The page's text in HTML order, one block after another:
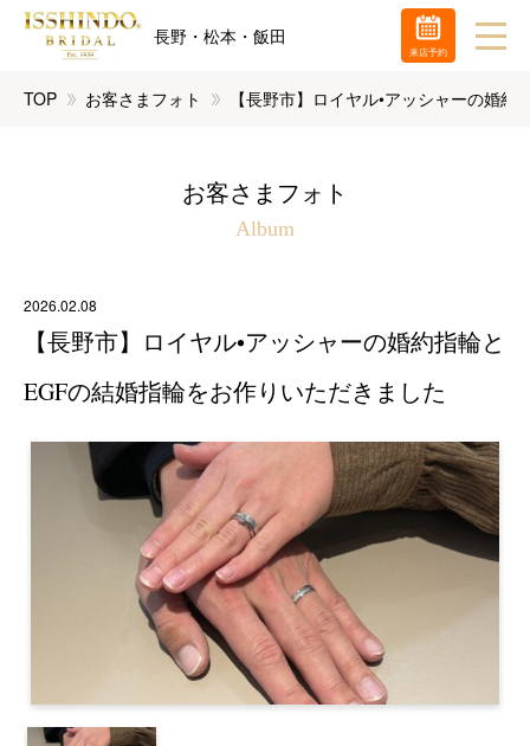
長野・松本・飯田
TOP お客さまフォト 【長野市】ロイヤル•アッシャーの婚
お客さまフォト
Album
2026.02.08
【長野市】ロイヤル•アッシャーの婚約指輪と
EGFの結婚指輪をお作りいただきました
来店予約